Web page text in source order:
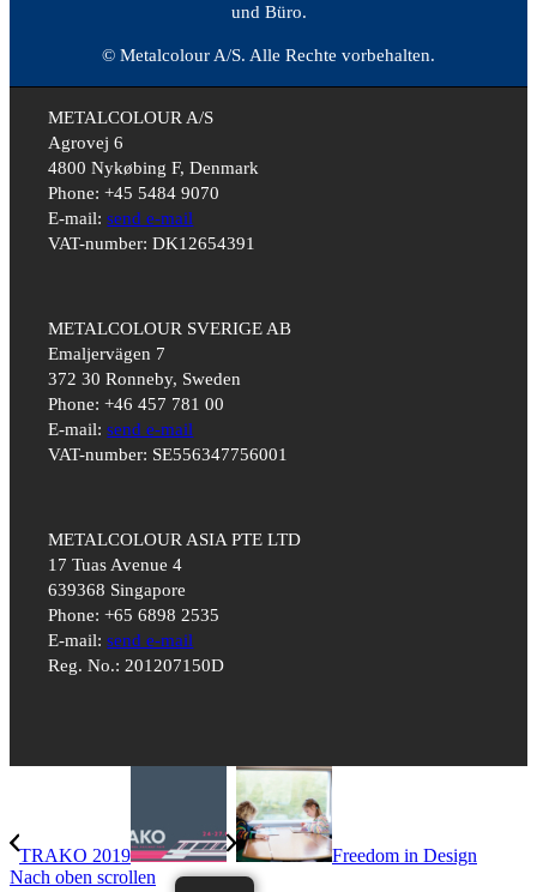
und Büro.
© Metalcolour A/S. Alle Rechte vorbehalten.
METALCOLOUR A/S
Agrovej 6
4800 Nykøbing F, Denmark
Phone: +45 5484 9070
E-mail:send e-mail
VAT-number: DK12654391
METALCOLOUR SVERIGE AB
Emaljervägen 7
372 30 Ronneby, Sweden
Phone: +46 457 781 00
E-mail:send e-mail
VAT-number: SE556347756001
METALCOLOUR ASIA PTE LTD
17 Tuas Avenue 4
639368 Singapore
Phone: +65 6898 2535
E-mail:send e-mail
Reg. No.: 201207150D
TRAKO 2019
Freedom in Design
Nach oben scrollen